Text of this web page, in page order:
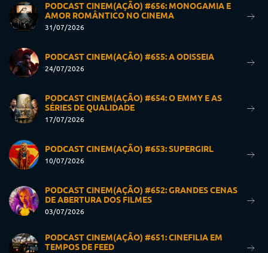
PODCAST CINEM(AÇÃO) #656: MONOGAMIA E
AMOR ROMÂNTICO NO CINEMA
31/07/2026
PODCAST CINEM(AÇÃO) #655: A ODISSEIA
24/07/2026
PODCAST CINEM(AÇÃO) #654: O EMMY E AS
SÉRIES DE QUALIDADE
17/07/2026
PODCAST CINEM(AÇÃO) #653: SUPERGIRL
10/07/2026
PODCAST CINEM(AÇÃO) #652: GRANDES CENAS
DE ABERTURA DOS FILMES
03/07/2026
PODCAST CINEM(AÇÃO) #651: CINEFILIA EM
TEMPOS DE FEED